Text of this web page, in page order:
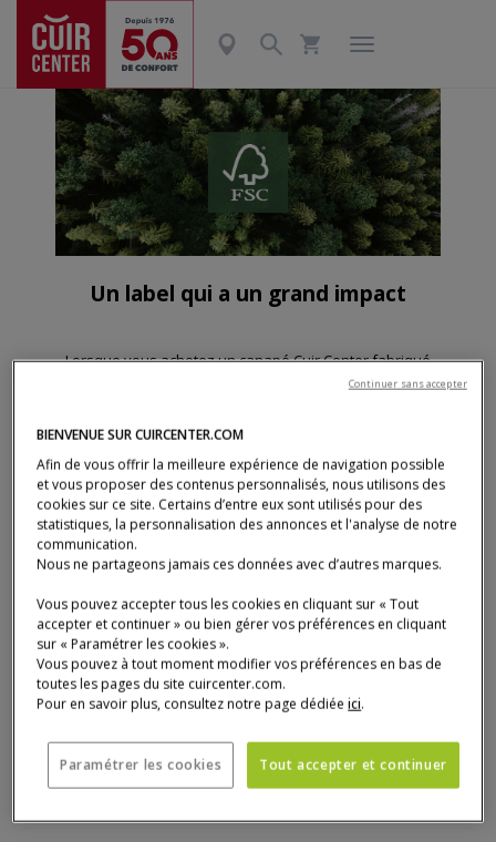
Un label qui a un grand impact
Lorsque vous achetez un canapé Cuir Center fabriqué
avec du bois certifié FSC®, vous aidez les forêts et les
des forêts.
-La préservationde la biodiversité, des sols, de l’eau…
-La sauvegarde
travail sûrs.
FSC® est une certification internationale qui a comme
objectif de promouvoir une gestion des forêts
écologiquement appropriée, socialement bénéfique et
BIENVENUE SUR CUIRCENTER.COM
Afin de vous offrir la meilleure expérience de navigation possible
et vous proposer des contenus personnalisés, nous utilisons des
cookies sur ce site. Certains d’entre eux sont utilisés pour des
statistiques, la personnalisation des annonces et l'analyse de notre
communication.
Nous ne partageons jamais ces données avec d’autres marques.
Vous pouvez accepter tous les cookies en cliquant sur « Tout
accepter et continuer » ou bien gérer vos préférences en cliquant
sur « Paramétrer les cookies ».
Vous pouvez à tout moment modifier vos préférences en bas de
toutes les pages du site cuircenter.com.
Pour en savoir plus, consultez notre page dédiéeici.
Paramétrer les cookies Tout accepter et continuer
Continuer sans accepter